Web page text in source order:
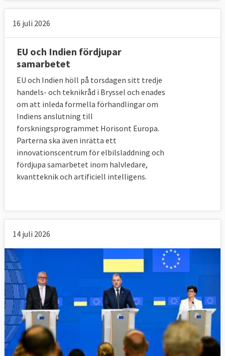
16 juli 2026
EU och Indien fördjupar
samarbetet
EU och Indien höll på torsdagen sitt tredje
handels- och teknikråd i Bryssel och enades
om att inleda formella förhandlingar om
Indiens anslutning till
forskningsprogrammet Horisont Europa.
Parterna ska även inrätta ett
innovationscentrum för elbilsladdning och
fördjupa samarbetet inom halvledare,
kvantteknik och artificiell intelligens.
14 juli 2026